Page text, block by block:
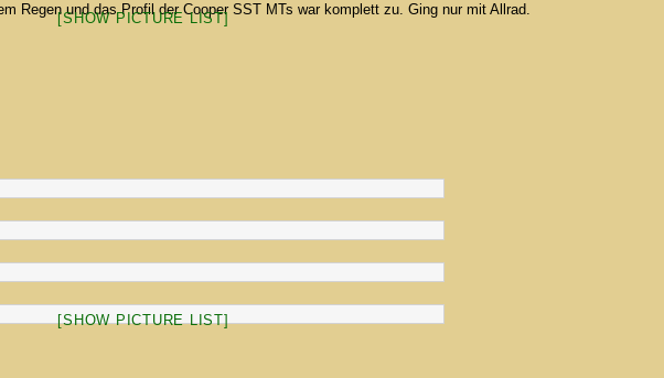
Regen und das Profil der Cooper SST MTs war komplett zu. Ging nur mit Allrad.
[SHOW PICTURE LIST]
[SHOW PICTURE LIST]